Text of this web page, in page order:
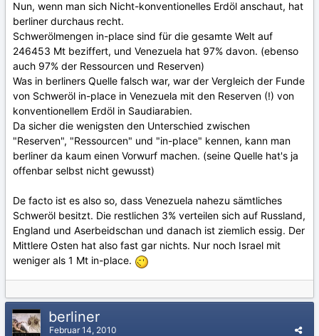
Nun, wenn man sich Nicht-konventionelles Erdöl anschaut, hat
berliner durchaus recht.
Schwerölmengen in-place sind für die gesamte Welt auf
246453 Mt beziffert, und Venezuela hat 97% davon. (ebenso
auch 97% der Ressourcen und Reserven)
Was in berliners Quelle falsch war, war der Vergleich der Funde
von Schweröl in-place in Venezuela mit den Reserven (!) von
konventionellem Erdöl in Saudiarabien.
Da sicher die wenigsten den Unterschied zwischen
"Reserven", "Ressourcen" und "in-place" kennen, kann man
berliner da kaum einen Vorwurf machen. (seine Quelle hat's ja
offenbar selbst nicht gewusst)
De facto ist es also so, dass Venezuela nahezu sämtliches
Schweröl besitzt. Die restlichen 3% verteilen sich auf Russland,
England und Aserbeidschan und danach ist ziemlich essig. Der
Mittlere Osten hat also fast gar nichts. Nur noch Israel mit
weniger als 1 Mt in-place.
berliner
Februar 14, 2010